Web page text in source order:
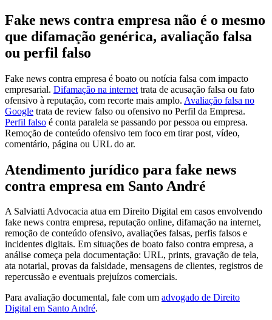
Fake news contra empresa não é o mesmo
que difamação genérica, avaliação falsa
ou perfil falso
Fake news contra empresa é boato ou notícia falsa com impacto
empresarial. Difamação na internet trata de acusação falsa ou fato
ofensivo à reputação, com recorte mais amplo. Avaliação falsa no
Google trata de review falso ou ofensivo no Perfil da Empresa.
Perfil falso é conta paralela se passando por pessoa ou empresa.
Remoção de conteúdo ofensivo tem foco em tirar post, vídeo,
comentário, página ou URL do ar.
Atendimento jurídico para fake news
contra empresa em Santo André
A Salviatti Advocacia atua em Direito Digital em casos envolvendo
fake news contra empresa, reputação online, difamação na internet,
remoção de conteúdo ofensivo, avaliações falsas, perfis falsos e
incidentes digitais. Em situações de boato falso contra empresa, a
análise começa pela documentação: URL, prints, gravação de tela,
ata notarial, provas da falsidade, mensagens de clientes, registros de
repercussão e eventuais prejuízos comerciais.
Para avaliação documental, fale com um advogado de Direito
Digital em Santo André.